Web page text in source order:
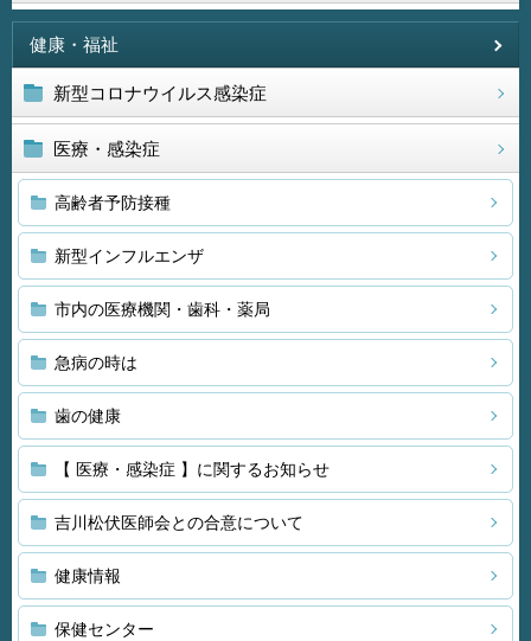
健康・福祉
新型コロナウイルス感染症
医療・感染症
高齢者予防接種
新型インフルエンザ
市内の医療機関・歯科・薬局
急病の時は
歯の健康
【 医療・感染症 】に関するお知らせ
吉川松伏医師会との合意について
健康情報
保健センター